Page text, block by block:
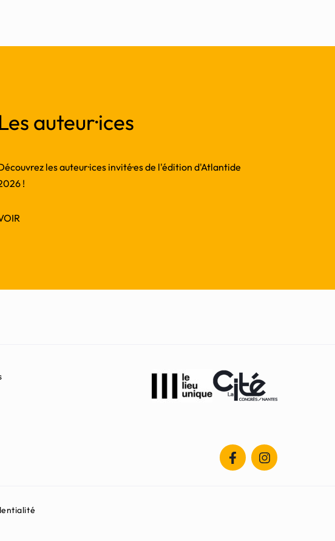
auteur·ices
les auteur·ices invité·es de l'édition d'Atlantide
!